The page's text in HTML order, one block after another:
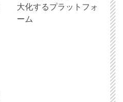
大化するプラットフォ
ーム